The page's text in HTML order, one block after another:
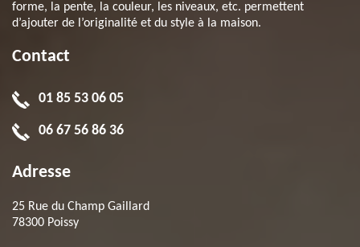
forme, la pente, la couleur, les niveaux, etc. permettent
d’ajouter de l’originalité et du style à la maison.
Contact
01 85 53 06 05
06 67 56 86 36
Adresse
25 Rue du Champ Gaillard
78300 Poissy